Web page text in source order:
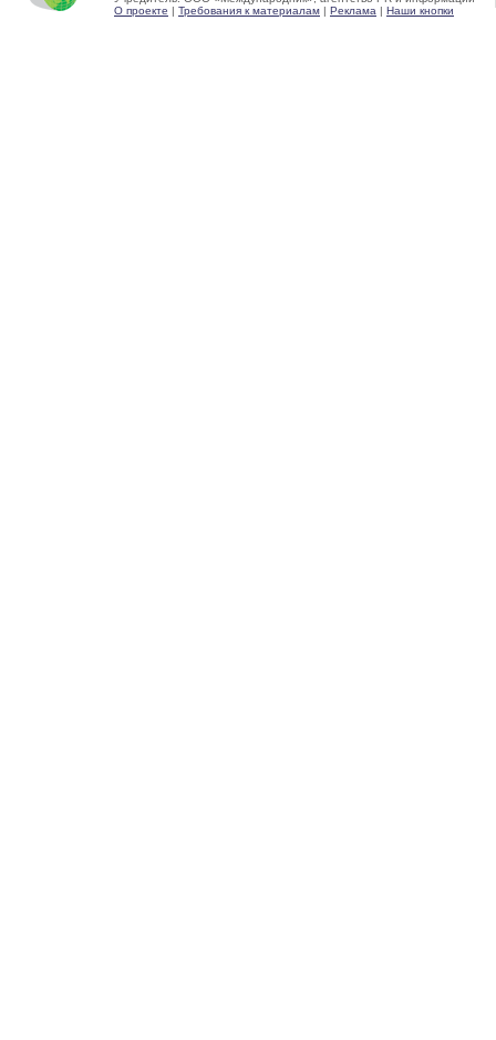
О проекте | Требования к материалам | Реклама | Наши кнопки